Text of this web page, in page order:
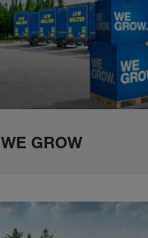
WE GROW